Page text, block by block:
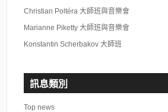
Christian Poltéra 大師班與音樂會
Marianne Piketty 大師班與音樂會
Konstantin Scherbakov 大師班
訊息類別
Top news